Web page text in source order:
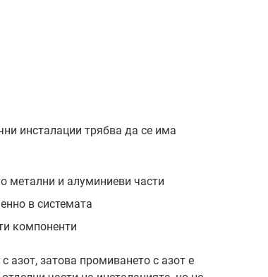
инсталации трябва да се има
метални и алуминиеви части
в системата
компоненти
азот, затова промиването с азот е